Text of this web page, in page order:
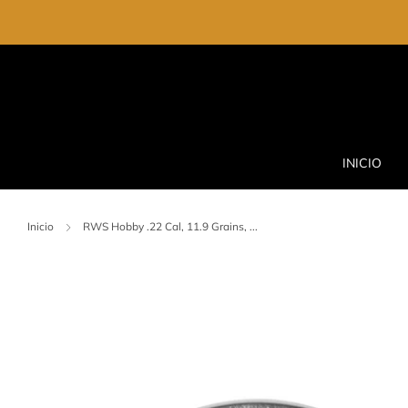
INICIO
Inicio RWS Hobby .22 Cal, 11.9 Grains, ...